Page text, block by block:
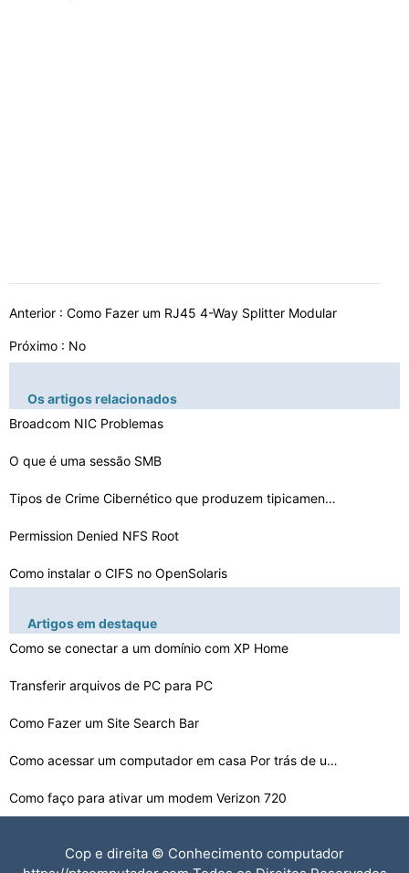
Anterior : Como Fazer um RJ45 4-Way Splitter Modular
Próximo : No
Os artigos relacionados
Broadcom NIC Problemas
O que é uma sessão SMB
Tipos de Crime Cibernético que produzem tipicamente Ev…
Permission Denied NFS Root
Como instalar o CIFS no OpenSolaris
O que é um manipulador de IP
O que está obstruindo IO
Artigos em destaque
Como se conectar a um domínio com XP Home
Transferir arquivos de PC para PC
Como Fazer um Site Search Bar
Como acessar um computador em casa Por trás de um rote…
Como faço para ativar um modem Verizon 720
Cop e direita © Conhecimento computador